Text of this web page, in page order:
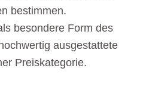
bestimmen.
besondere Form des
ausgestattete
Preiskategorie.